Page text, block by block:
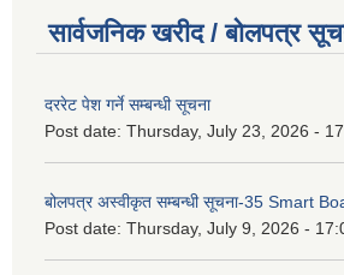
सार्वजनिक खरीद / बोलपत्र
दररेट पेश गर्ने सम्बन्धी सूचना
Post date: Thursday, July 23, 2026 -
बोलपत्र अस्वीकृत सम्बन्धी सूचना-35 Smart
Post date: Thursday, July 9, 2026 -